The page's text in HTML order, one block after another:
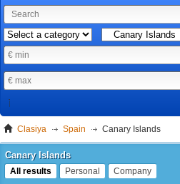
Clasiya Spain Canary Islands
Canary Islands
All results Personal Company